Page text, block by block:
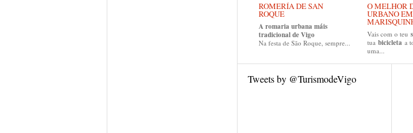
ROMERÍA DE SAN
ROQUE
A romaria urbana máis
tradicional de Vigo
Na festa de São Roque, sempre...
O MELHOR
URBANO
Vais com o teu
tua bicicleta a
uma...
Tweets by @TurismodeVigo